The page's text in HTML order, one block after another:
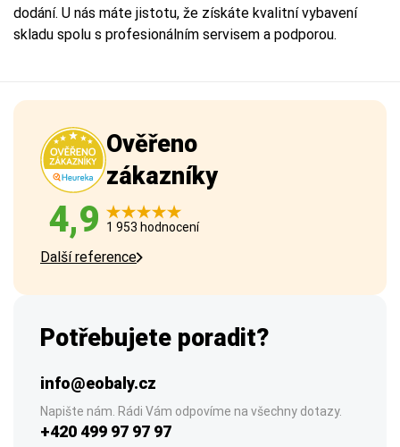
dodání. U nás máte jistotu, že získáte kvalitní vybavení
skladu spolu s profesionálním servisem a podporou.
Ověřeno
zákazníky
4,9 1 953 hodnocení
Další reference
Potřebujete poradit?
info@eobaly.cz
Napište nám. Rádi Vám odpovíme na všechny dotazy.
+420 499 97 97 97